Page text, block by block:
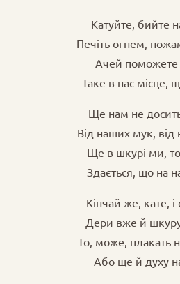
Катуйте, бийте
Печіть огнем,
Ачей поможете
Таке в нас місце,
Ще нам не
Від наших мук, від
Ще в шкурі ми,
Здається, що на
Кінчай же, кате, і
Дери вже й
То, може, плакать
Або ще й духу